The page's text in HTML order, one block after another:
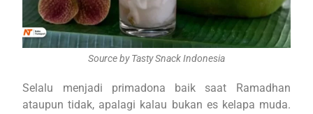
Source by Tasty Snack Indonesia
Selalu menjadi primadona baik saat Ramadhan
ataupun tidak, apalagi kalau bukan es kelapa muda.